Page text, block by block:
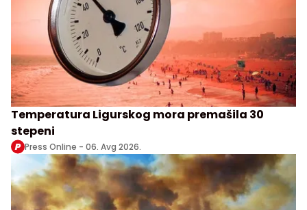
Temperatura Ligurskog mora premašila 30
stepeni
Press Online - 06. Avg 2026.